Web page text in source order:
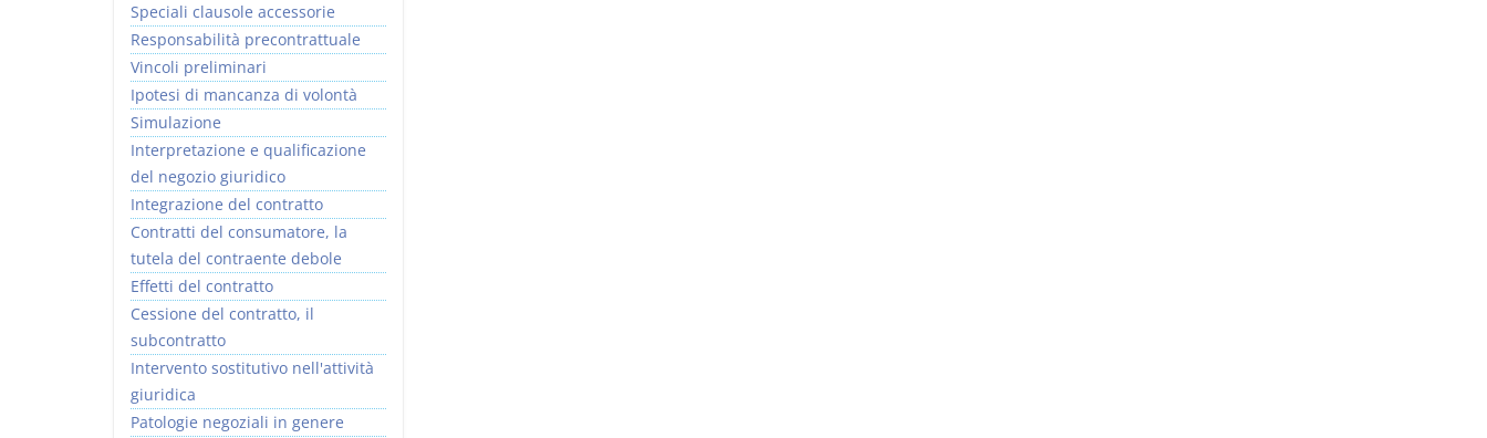
Speciali clausole accessorie
Responsabilità precontrattuale
Vincoli preliminari
Ipotesi di mancanza di volontà
Simulazione
Interpretazione e qualificazione
del negozio giuridico
Integrazione del contratto
Contratti del consumatore, la
tutela del contraente debole
Effetti del contratto
Cessione del contratto, il
subcontratto
Intervento sostitutivo nell'attività
giuridica
Patologie negoziali in genere